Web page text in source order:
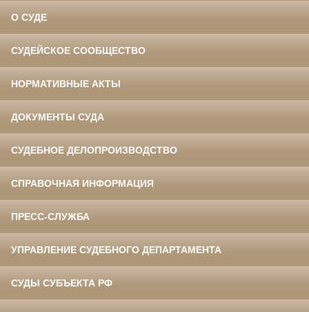
О СУДЕ
СУДЕЙСКОЕ СООБЩЕСТВО
НОРМАТИВНЫЕ АКТЫ
ДОКУМЕНТЫ СУДА
СУДЕБНОЕ ДЕЛОПРОИЗВОДСТВО
СПРАВОЧНАЯ ИНФОРМАЦИЯ
ПРЕСС-СЛУЖБА
УПРАВЛЕНИЕ СУДЕБНОГО ДЕПАРТАМЕНТА
СУДЫ СУБЪЕКТА РФ